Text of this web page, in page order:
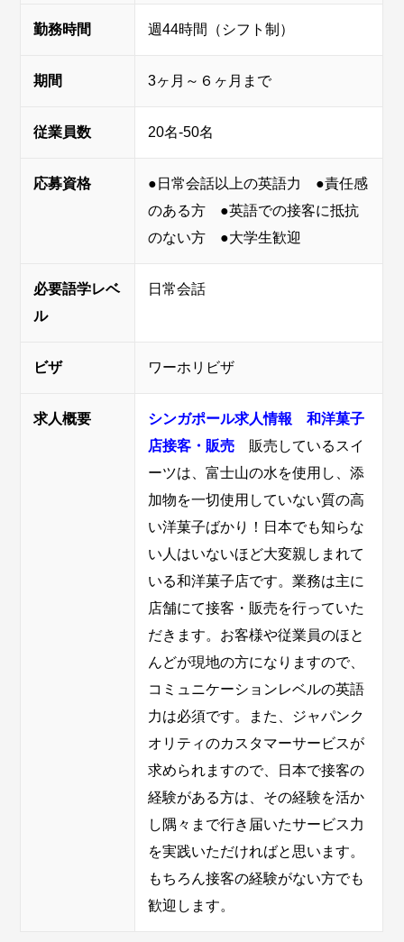
勤務時間 週44時間（シフト制）
期間 3ヶ月～６ヶ月まで
従業員数 20名-50名
応募資格
●日常会話以上の英語力 ●責任感
のある方 ●英語での接客に抵抗
のない方 ●大学生歓迎
必要語学レベ
ル
日常会話
ビザ ワーホリビザ
求人概要 シンガポール求人情報 和洋菓子
店接客・販売 販売しているスイ
ーツは、富士山の水を使用し、添
加物を一切使用していない質の高
い洋菓子ばかり！日本でも知らな
い人はいないほど大変親しまれて
いる和洋菓子店です。業務は主に
店舗にて接客・販売を行っていた
だきます。お客様や従業員のほと
んどが現地の方になりますので、
コミュニケーションレベルの英語
力は必須です。また、ジャパンク
オリティのカスタマーサービスが
求められますので、日本で接客の
経験がある方は、その経験を活か
し隅々まで行き届いたサービス力
を実践いただければと思います。
もちろん接客の経験がない方でも
歓迎します。